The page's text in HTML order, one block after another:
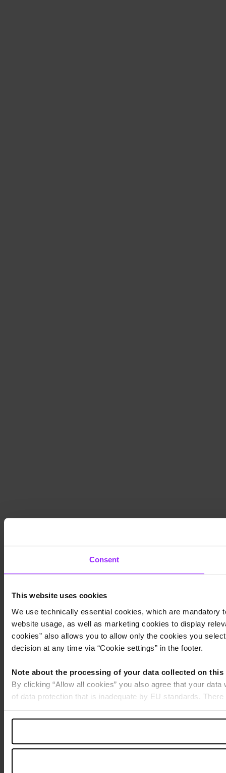
Consent
This website uses cookies
We use technically essential cookies, which are mandatory
website usage, as well as marketing cookies to display
cookies” also allows you to allow only the cookies you
decision at any time via “Cookie settings” in the footer.
Note about the processing of your data collected on this
By clicking “Allow all cookies” you also agree that your
of data protection that is inadequate by EU standards.